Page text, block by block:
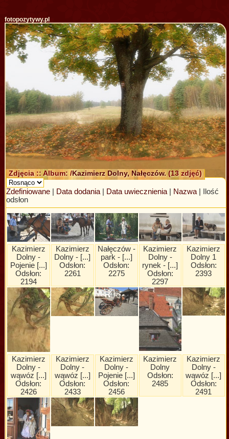
fotopozytywy.pl
Zdjęcia :: Album: /Kazimierz Dolny, Nałęczów.(13 zdjęć)
Zdefiniowane| Data dodania| Data uwiecznienia| Nazwa| Ilość
odsłon
Kazimierz
Dolny -
Pojenie [...]
Odsłon:
2194
Kazimierz
Dolny - [...]
Odsłon:
2261
Nałęczów -
park - [...]
Odsłon:
2275
Kazimierz
Dolny -
rynek - [...]
Odsłon:
2297
Kazimierz
Dolny 1
Odsłon:
2393
Kazimierz
Dolny -
wąwóz [...]
Odsłon:
2426
Kazimierz
Dolny -
wąwóz [...]
Odsłon:
2433
Kazimierz
Dolny -
Pojenie [...]
Odsłon:
2456
Kazimierz
Dolny
Odsłon:
2485
Kazimierz
Dolny -
wąwóz [...]
Odsłon:
2491